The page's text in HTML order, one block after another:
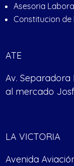
Asesoria
Constitucion de
ATE
Av. Separadora
al mercado
LA VICTORIA
Avenida